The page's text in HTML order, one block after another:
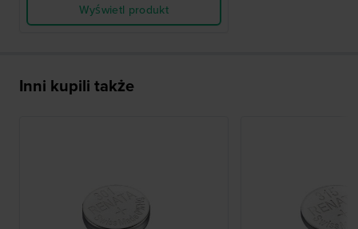
Wyświetl produkt
Inni kupili także